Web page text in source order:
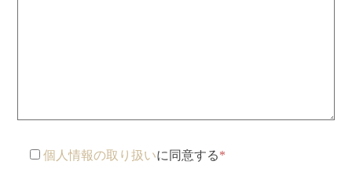
個人情報の取り扱いに同意する*